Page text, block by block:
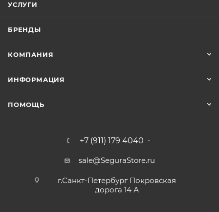
УСЛУГИ
БРЕНДЫ
КОМПАНИЯ
ИНФОРМАЦИЯ
ПОМОЩЬ
+7 (911) 179 4040
sale@SeguraStore.ru
г.Санкт-Петербург Покровская
дорога 14 А